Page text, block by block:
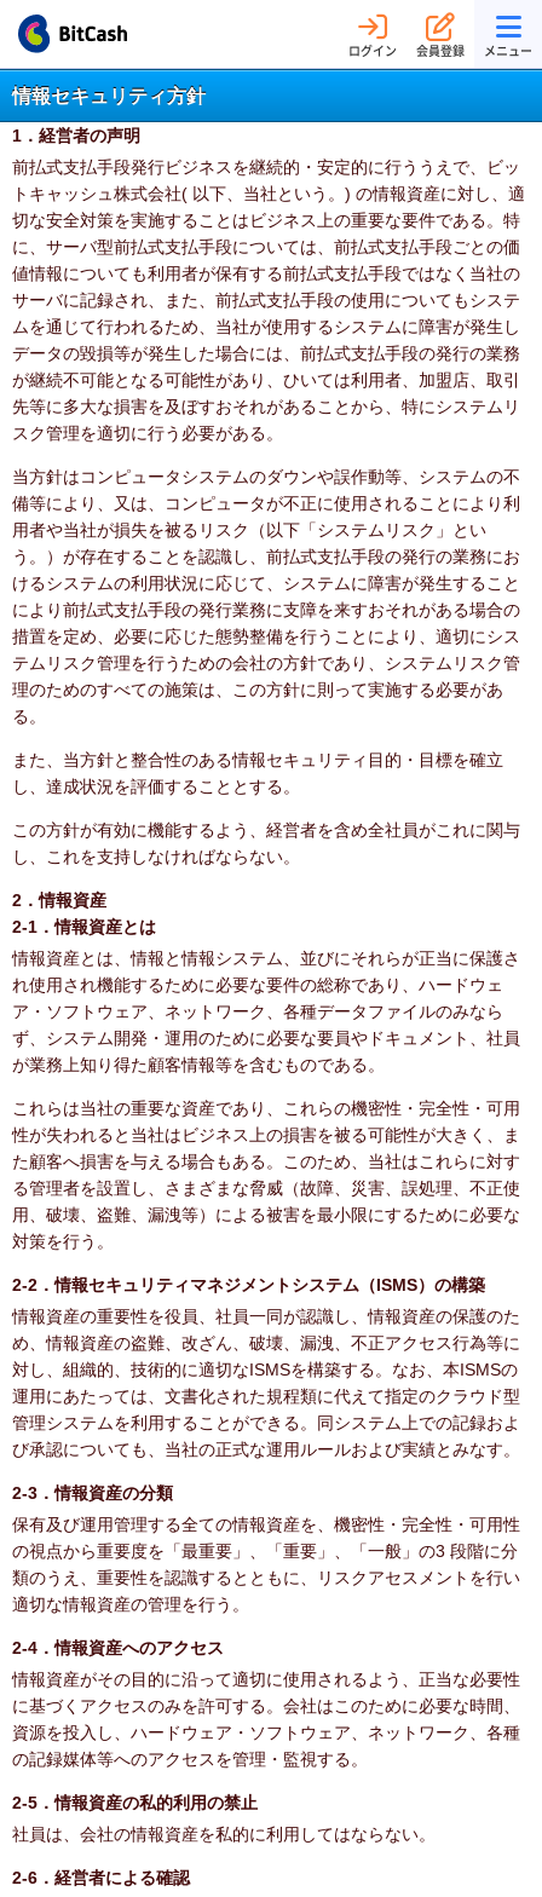
ログイン 会員登録 メニュー
情報セキュリティ方針
1．経営者の声明
前払式支払手段発行ビジネスを継続的・安定的に行ううえで、ビッ
トキャッシュ株式会社( 以下、当社という。) の情報資産に対し、適
切な安全対策を実施することはビジネス上の重要な要件である。特
に、サーバ型前払式支払手段については、前払式支払手段ごとの価
値情報についても利用者が保有する前払式支払手段ではなく当社の
サーバに記録され、また、前払式支払手段の使用についてもシステ
ムを通じて行われるため、当社が使用するシステムに障害が発生し
データの毀損等が発生した場合には、前払式支払手段の発行の業務
が継続不可能となる可能性があり、ひいては利用者、加盟店、取引
先等に多大な損害を及ぼすおそれがあることから、特にシステムリ
スク管理を適切に行う必要がある。
当方針はコンピュータシステムのダウンや誤作動等、システムの不
備等により、又は、コンピュータが不正に使用されることにより利
用者や当社が損失を被るリスク（以下「システムリスク」とい
う。）が存在することを認識し、前払式支払手段の発行の業務にお
けるシステムの利用状況に応じて、システムに障害が発生すること
により前払式支払手段の発行業務に支障を来すおそれがある場合の
措置を定め、必要に応じた態勢整備を行うことにより、適切にシス
テムリスク管理を行うための会社の方針であり、システムリスク管
理のためのすべての施策は、この方針に則って実施する必要があ
る。
また、当方針と整合性のある情報セキュリティ目的・目標を確立
し、達成状況を評価することとする。
この方針が有効に機能するよう、経営者を含め全社員がこれに関与
し、これを支持しなければならない。
2．情報資産
2-1．情報資産とは
情報資産とは、情報と情報システム、並びにそれらが正当に保護さ
れ使用され機能するために必要な要件の総称であり、ハードウェ
ア・ソフトウェア、ネットワーク、各種データファイルのみなら
ず、システム開発・運用のために必要な要員やドキュメント、社員
が業務上知り得た顧客情報等を含むものである。
これらは当社の重要な資産であり、これらの機密性・完全性・可用
性が失われると当社はビジネス上の損害を被る可能性が大きく、ま
た顧客へ損害を与える場合もある。このため、当社はこれらに対す
る管理者を設置し、さまざまな脅威（故障、災害、誤処理、不正使
用、破壊、盗難、漏洩等）による被害を最小限にするために必要な
対策を行う。
2-2．情報セキュリティマネジメントシステム（ISMS）の構築
情報資産の重要性を役員、社員一同が認識し、情報資産の保護のた
め、情報資産の盗難、改ざん、破壊、漏洩、不正アクセス行為等に
対し、組織的、技術的に適切なISMSを構築する。なお、本ISMSの
運用にあたっては、文書化された規程類に代えて指定のクラウド型
管理システムを利用することができる。同システム上での記録およ
び承認についても、当社の正式な運用ルールおよび実績とみなす。
2-3．情報資産の分類
保有及び運用管理する全ての情報資産を、機密性・完全性・可用性
の視点から重要度を「最重要」、「重要」、「一般」の3 段階に分
類のうえ、重要性を認識するとともに、リスクアセスメントを行い
適切な情報資産の管理を行う。
2-4．情報資産へのアクセス
情報資産がその目的に沿って適切に使用されるよう、正当な必要性
に基づくアクセスのみを許可する。会社はこのために必要な時間、
資源を投入し、ハードウェア・ソフトウェア、ネットワーク、各種
の記録媒体等へのアクセスを管理・監視する。
2-5．情報資産の私的利用の禁止
社員は、会社の情報資産を私的に利用してはならない。
2-6．経営者による確認